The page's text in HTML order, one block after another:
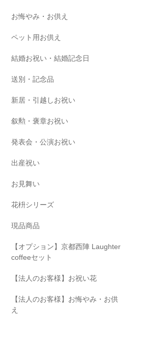
お悔やみ・お供え
ペット用お供え
結婚お祝い・結婚記念日
送別・記念品
新居・引越しお祝い
叙勲・褒章お祝い
発表会・公演お祝い
出産祝い
お見舞い
花枡シリーズ
現品商品
【オプション】京都西陣 Laughter
coffeeセット
【法人のお客様】お祝い花
【法人のお客様】お悔やみ・お供
え